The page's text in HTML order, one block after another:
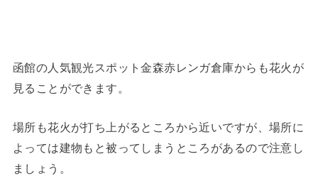
函館の人気観光スポット金森赤レンガ倉庫からも花火が
見ることができます。
場所も花火が打ち上がるところから近いですが、場所に
よっては建物もと被ってしまうところがあるので注意し
ましょう。